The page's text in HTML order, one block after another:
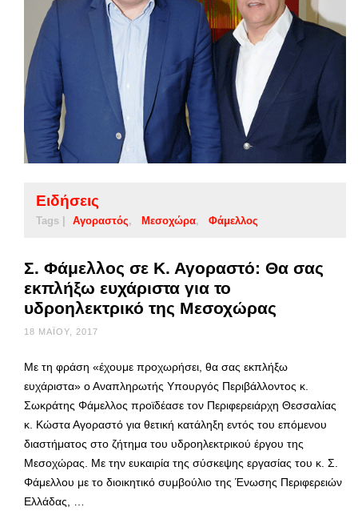
Ειδήσεις
Tags | Αγοραστός Μεσοχώρα Φάμελλος
Σ. Φάμελλος σε Κ. Αγοραστό: Θα σας
εκπλήξω ευχάριστα για το
υδροηλεκτρικό της Μεσοχώρας
18 ΜΑΪ́ΟΥ, 2017
Με τη φράση «έχουμε προχωρήσει, θα σας εκπλήξω
ευχάριστα» ο Αναπληρωτής Υπουργός Περιβάλλοντος κ.
Σωκράτης Φάμελλος προϊδέασε τον Περιφερειάρχη Θεσσαλίας
κ. Κώστα Αγοραστό για θετική κατάληξη εντός του επόμενου
διαστήματος στο ζήτημα του υδροηλεκτρικού έργου της
Μεσοχώρας. Με την ευκαιρία της σύσκεψης εργασίας του κ. Σ.
Φάμελλου με το διοικητικό συμβούλιο της Ένωσης Περιφερειών
Ελλάδας, …